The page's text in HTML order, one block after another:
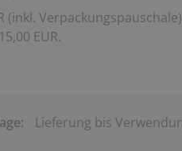
(inkl.
EUR.
Lieferung bis